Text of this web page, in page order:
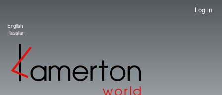
account
menu
Log in
Language switcher
English
Russian